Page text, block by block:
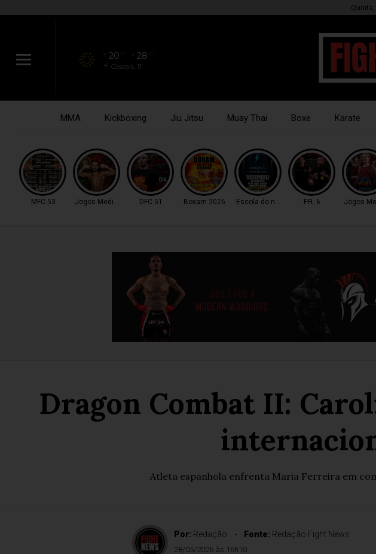
20 28
Cascais, 11
MMA Kickboxing Jiu Jitsu Muay Thai Boxe Karate
MFC 53 Jogos MediterrâneoDFC 51 Boxam 2026 Escola do nocaute FFL 6 Jogos
Dragon Combat II:
Atleta espanhola enfrenta Maria Ferreira em
Por: Redação Fonte: Redação Fight News
28/05/2026 às 16h10